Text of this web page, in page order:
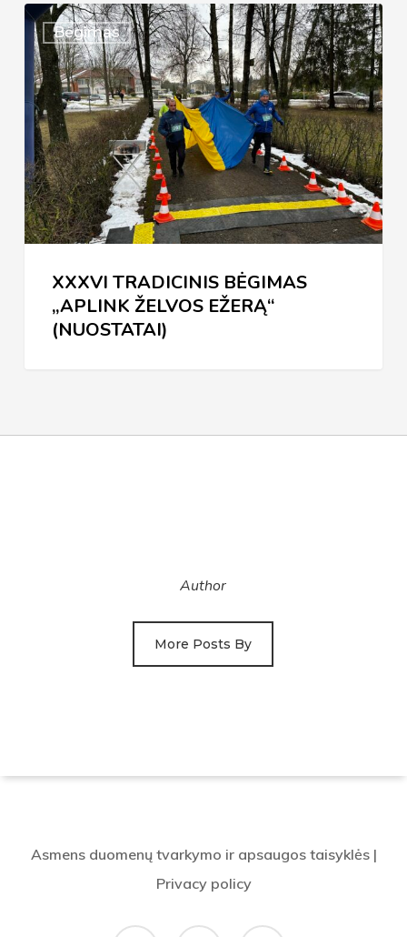
Bėgimas
XXXVI
TRADICINIS
BĖGIMAS
„APLINK
ŽELVOS
EŽERĄ“
(NUOSTATAI)
XXXVI TRADICINIS BĖGIMAS
„APLINK ŽELVOS EŽERĄ“
(NUOSTATAI)
Author
More Posts By
Asmens duomenų tvarkymo ir apsaugos taisyklės|
Privacy policy
facebook flickr email